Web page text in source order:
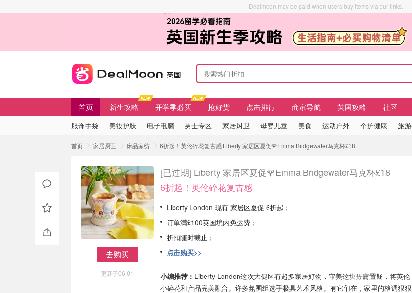
Dealmoon may be paid when users buy items via our links.
首页 新生攻略 开学季必买 抢好货 点击排行 商家导航 英国攻略 社区
服饰手袋 美妆护肤 电子电脑 男士专区 家居厨卫 母婴儿童 美食 运动户外 个护健康 旅游
首页 家居厨卫 床品家纺 6折起！英伦碎花复古感 Liberty 家居区夏促🌹Emma Bridgewater马克杯£18
去购买
更新于06-01
[已过期] Liberty 家居区夏促🌹Emma Bridgewater马克杯£18
6折起！英伦碎花复古感
Liberty London 现有 家居区夏促 6折起；
订单满£100英国境内免运费；
折扣随时截止；
点击购买>>
小编推荐： Liberty London这次大促区有超多家居好物，审美这块毋庸置疑，将英伦
小碎花和产品完美融合。许多氛围组选手极具艺术风格。有它们在，家里的格调狠狠